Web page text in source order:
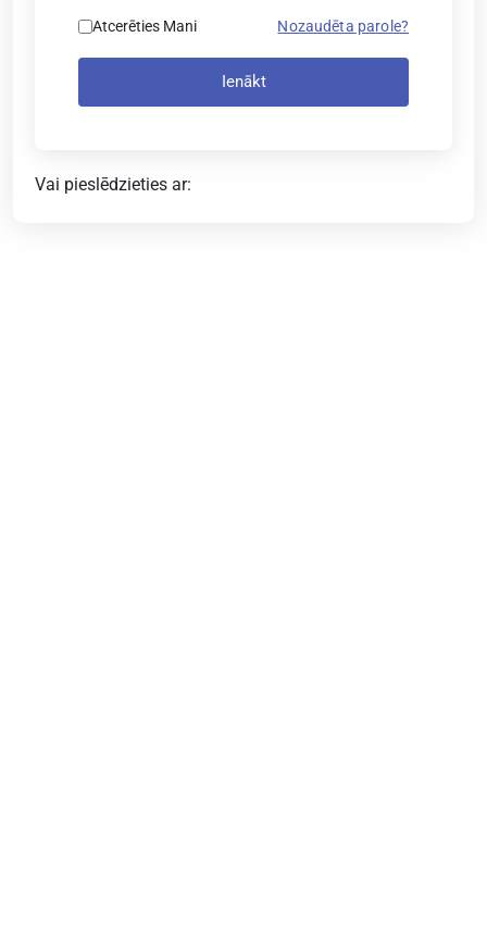
Atcerēties Mani Nozaudēta parole?
Ienākt
Vai pieslēdzieties ar: